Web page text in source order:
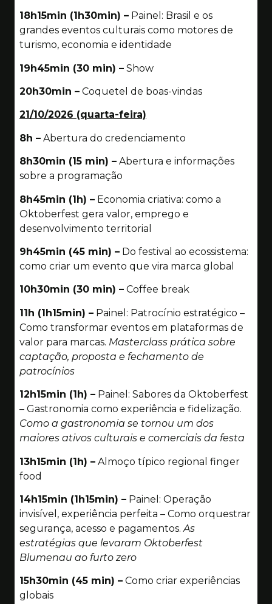
18h15min (1h30min) – Painel: Brasil e os
grandes eventos culturais como motores de
turismo, economia e identidade
19h45min (30 min) – Show
20h30min – Coquetel de boas-vindas
21/10/2026 (quarta-feira)
8h – Abertura do credenciamento
8h30min (15 min) – Abertura e informações
sobre a programação
8h45min (1h) – Economia criativa: como a
Oktoberfest gera valor, emprego e
desenvolvimento territorial
9h45min (45 min) – Do festival ao ecossistema:
como criar um evento que vira marca global
10h30min (30 min) – Coffee break
11h (1h15min) – Painel: Patrocínio estratégico –
Como transformar eventos em plataformas de
valor para marcas. Masterclass prática sobre
captação, proposta e fechamento de
patrocínios
12h15min (1h) – Painel: Sabores da Oktoberfest
– Gastronomia como experiência e fidelização.
Como a gastronomia se tornou um dos
maiores ativos culturais e comerciais da festa
13h15min (1h) – Almoço típico regional finger
food
14h15min (1h15min) – Painel: Operação
invisível, experiência perfeita – Como orquestrar
segurança, acesso e pagamentos.As
estratégias que levaram Oktoberfest
Blumenau ao furto zero
15h30min (45 min) – Como criar experiências
globais